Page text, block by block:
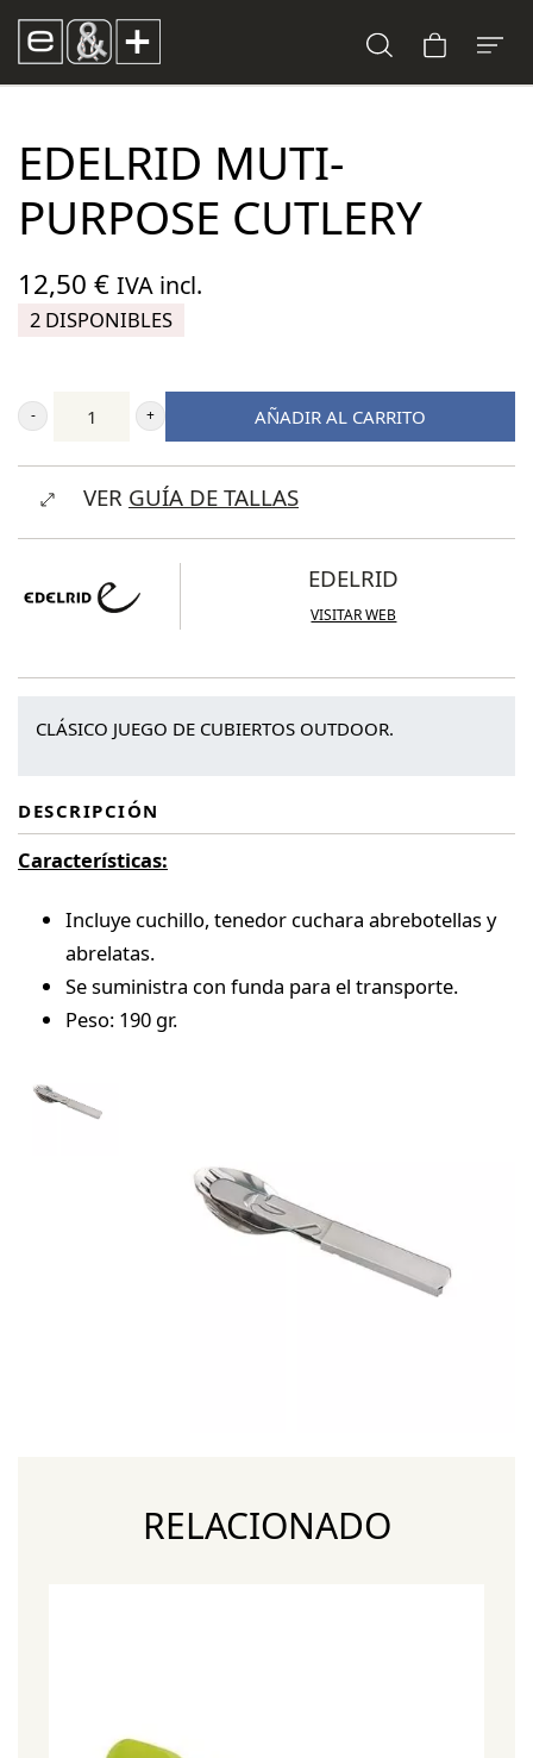
EDELRID MUTI-
PURPOSE CUTLERY
12,50 € IVA incl.
2 DISPONIBLES
Edelrid
Muti-
purpose
AÑADIR AL CARRITO
VER GUÍA DE TALLAS
EDELRID
VISITAR WEB
CLÁSICO JUEGO DE CUBIERTOS OUTDOOR.
DESCRIPCIÓN
Características:
Incluye cuchillo, tenedor cuchara abrebotellas y
abrelatas.
Se suministra con funda para el transporte.
Peso: 190 gr.
RELACIONADO